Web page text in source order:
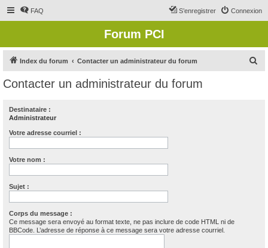
FAQ Connexion
S’enregistrer
Forum PCI
Index du forum Contacter un administrateur du forum
Contacter un administrateur du forum
Destinataire :
Administrateur
Votre adresse courriel :
Votre nom :
Sujet :
Corps du message :
Ce message sera envoyé au format texte, ne pas inclure de code HTML ni de
BBCode. L’adresse de réponse à ce message sera votre adresse courriel.